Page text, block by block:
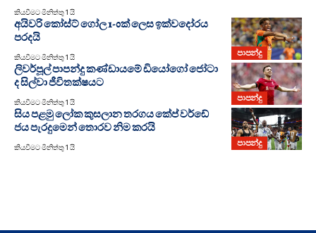
කියවීමට මිනිත්තු 1 යි
පාපන්දු
අයිවරි කෝස්ට් ගෝල 1-0ක් ලෙස ඉක්වදෝරය
පරදයි
කියවීමට මිනිත්තු 1 යි
පාපන්දු
ලිවර්පූල් පාපන්දු කණ්ඩායමේ ඩියෝගෝ ජෝටා
ද සිල්වා ජීවිතක්ෂයට
කියවීමට මිනිත්තු 1 යි
පාපන්දු
සිය පළමු ලෝක කුසලාන තරගය කේප් වර්ඩේ
ජය පැරදුමෙන් තොරව නිම කරයි
කියවීමට මිනිත්තු 1 යි